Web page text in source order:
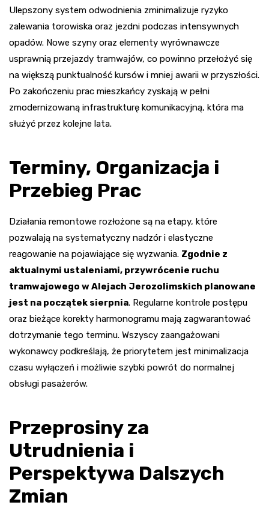
Ulepszony system odwodnienia zminimalizuje ryzyko
zalewania torowiska oraz jezdni podczas intensywnych
opadów. Nowe szyny oraz elementy wyrównawcze
usprawnią przejazdy tramwajów, co powinno przełożyć się
na większą punktualność kursów i mniej awarii w przyszłości.
Po zakończeniu prac mieszkańcy zyskają w pełni
zmodernizowaną infrastrukturę komunikacyjną, która ma
służyć przez kolejne lata.
Terminy, Organizacja i
Przebieg Prac
Działania remontowe rozłożone są na etapy, które
pozwalają na systematyczny nadzór i elastyczne
reagowanie na pojawiające się wyzwania. Zgodnie z
aktualnymi ustaleniami, przywrócenie ruchu
tramwajowego w Alejach Jerozolimskich planowane
jest na początek sierpnia. Regularne kontrole postępu
oraz bieżące korekty harmonogramu mają zagwarantować
dotrzymanie tego terminu. Wszyscy zaangażowani
wykonawcy podkreślają, że priorytetem jest minimalizacja
czasu wyłączeń i możliwie szybki powrót do normalnej
obsługi pasażerów.
Przeprosiny za
Utrudnienia i
Perspektywa Dalszych
Zmian